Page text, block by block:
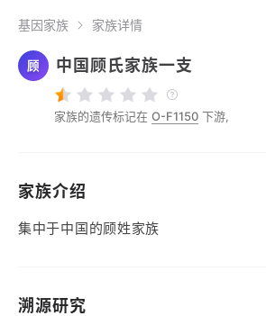
基因家族 家族详情
顾 中国顾氏家族一支
家族的遗传标记在 O-F1150 下游,
家族介绍
集中于中国的顾姓家族
溯源研究